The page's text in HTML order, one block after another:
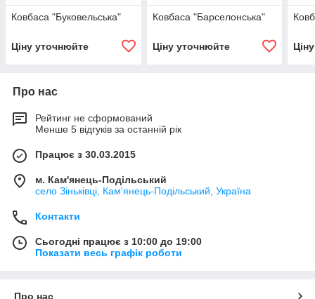
Ковбаса "Буковельська"
Ціну уточнюйте
Ковбаса "Барселонська"
Ціну уточнюйте
Про нас
Рейтинг не сформований
Менше 5 відгуків за останній рік
Працює з 30.03.2015
м. Кам'янець-Подільський
село Зіньківці, Кам'янець-Подільський, Україна
Контакти
Сьогодні працює з 10:00 до 19:00
Показати весь графік роботи
Про нас